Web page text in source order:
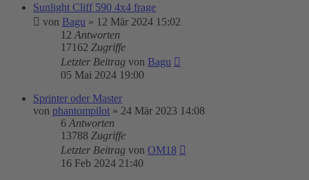
Sunlight Cliff 590 4x4 frage
von Bagu » 12 Mär 2024 15:02
12 Antworten
17162 Zugriffe
Letzter Beitrag von Bagu
05 Mai 2024 19:00
Sprinter oder Master
von phantompilot » 24 Mär 2023 14:08
6 Antworten
13788 Zugriffe
Letzter Beitrag von OM18
16 Feb 2024 21:40